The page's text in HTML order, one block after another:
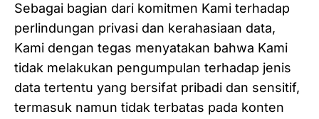
Sebagai bagian dari komitmen Kami terhadap
perlindungan privasi dan kerahasiaan data,
Kami dengan tegas menyatakan bahwa Kami
tidak melakukan pengumpulan terhadap jenis
data tertentu yang bersifat pribadi dan sensitif,
termasuk namun tidak terbatas pada konten